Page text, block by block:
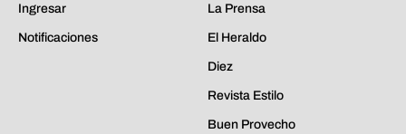
Ingresar
Notificaciones
La Prensa
El Heraldo
Diez
Revista Estilo
Buen Provecho